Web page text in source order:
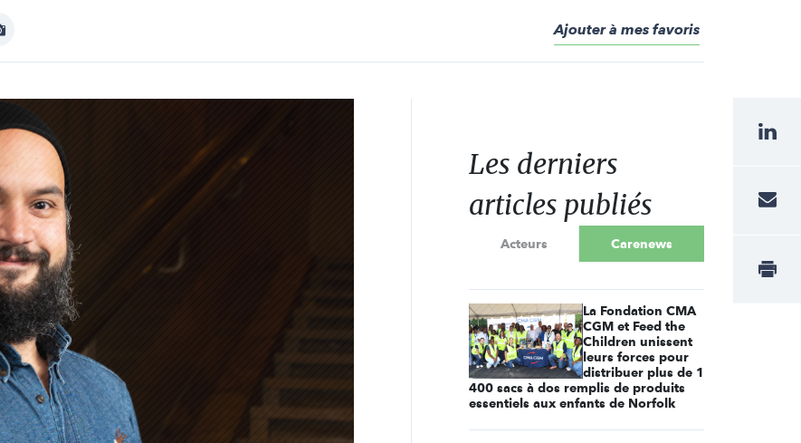
Ajouter à mes favoris
Les derniers
articles publiés
Acteurs Carenews
La Fondation CMA
CGM et Feed the
Children unissent
leurs forces pour
distribuer plus de 1
400 sacs à dos remplis de produits
essentiels aux enfants de Norfolk